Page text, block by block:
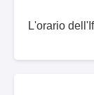
L'orario